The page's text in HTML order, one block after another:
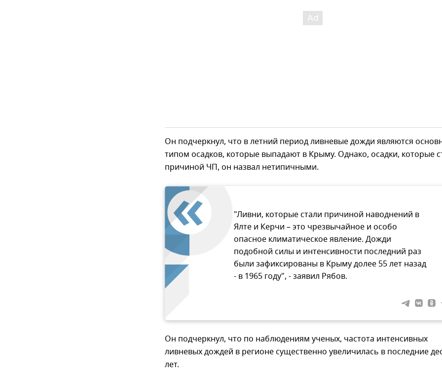
Он подчеркнул, что в летний период ливневые дожди являются
типом осадков, которые выпадают в Крыму. Однако, осадки, которые
причиной ЧП, он назвал нетипичными.
"Ливни, которые стали причиной наводнений в
Ялте и Керчи – это чрезвычайное и особо
опасное климатическое явление. Дожди
подобной силы и интенсивности последний раз
были зафиксированы в Крыму долее 55 лет назад
- в 1965 году", - заявил Рябов.
Он подчеркнул, что по наблюдениям ученых, частота интенсивных
ливневых дождей в регионе существенно увеличилась в последние
лет.